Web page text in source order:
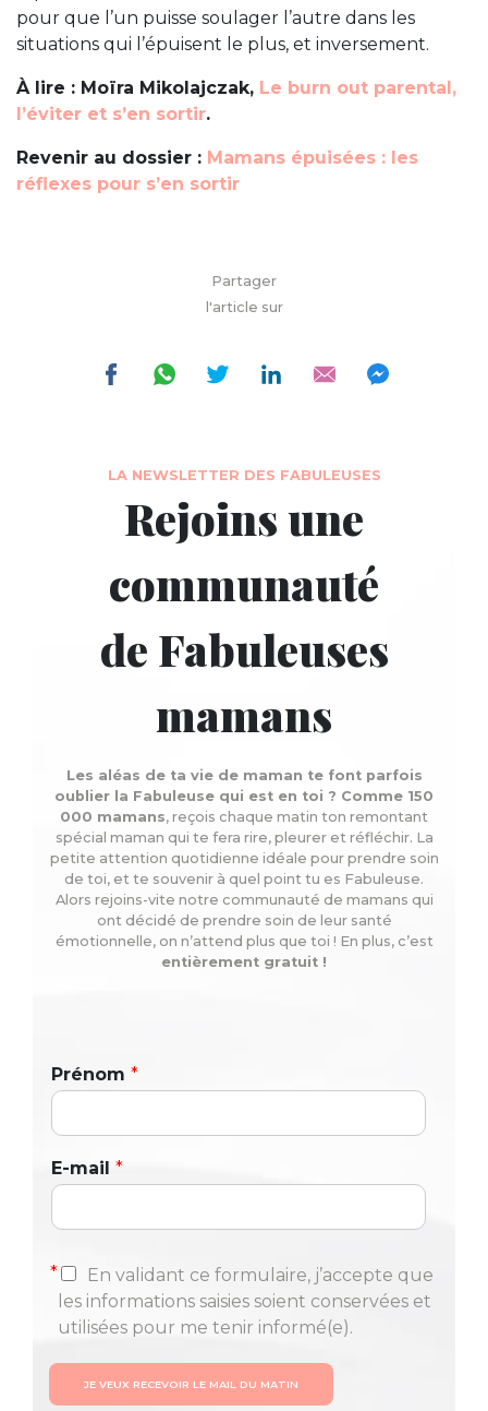
pour que l’un puisse soulager l’autre dans les
situations qui l’épuisent le plus, et inversement.
À lire : Moïra Mikolajczak, Le burn out parental,
l’éviter et s’en sortir.
Revenir au dossier : Mamans épuisées : les
réflexes pour s’en sortir
Partager
l'article sur
LA NEWSLETTER DES FABULEUSES
Rejoins une
communauté
de Fabuleuses
mamans
Les aléas de ta vie de maman te font parfois
oublier la Fabuleuse qui est en toi ? Comme 150
000 mamans, reçois chaque matin ton remontant
spécial maman qui te fera rire, pleurer et réfléchir. La
petite attention quotidienne idéale pour prendre soin
de toi, et te souvenir à quel point tu es Fabuleuse.
Alors rejoins-vite notre communauté de mamans qui
ont décidé de prendre soin de leur santé
émotionnelle, on n’attend plus que toi ! En plus, c’est
entièrement gratuit !
Prénom *
E-mail *
*
En validant ce formulaire, j’accepte que
les informations saisies soient conservées et
utilisées pour me tenir informé(e).
JE VEUX RECEVOIR LE MAIL DU MATIN